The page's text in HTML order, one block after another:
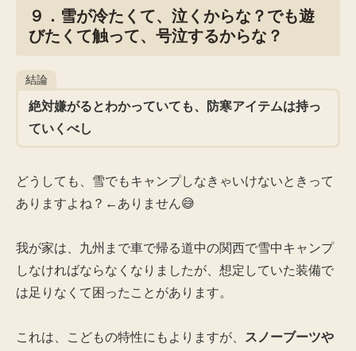
９．雪が冷たくて、泣くからな？でも遊
びたくて触って、号泣するからな？
結論
絶対嫌がるとわかっていても、防寒アイテムは持っ
ていくべし
どうしても、雪でもキャンプしなきゃいけないときって
ありますよね？←ありません😅
我が家は、九州まで車で帰る道中の関西で雪中キャンプ
しなければならなくなりましたが、想定していた装備で
は足りなくて困ったことがあります。
これは、こどもの特性にもよりますが、 スノーブーツや